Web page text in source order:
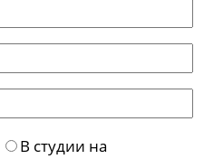
В студии на